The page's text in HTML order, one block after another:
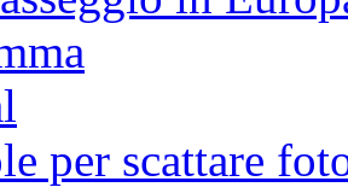
per scattare